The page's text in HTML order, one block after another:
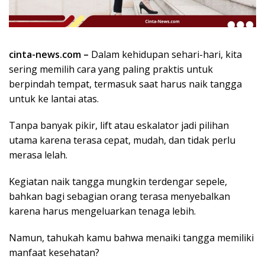
i
,
e
n
u
h
n
s
i
a
s
i
cinta-news.com – Dalam kehidupan sehari-hari, kita
sering memilih cara yang paling praktis untuk
berpindah tempat, termasuk saat harus naik tangga
untuk ke lantai atas.
Tanpa banyak pikir, lift atau eskalator jadi pilihan
utama karena terasa cepat, mudah, dan tidak perlu
merasa lelah.
Kegiatan naik tangga mungkin terdengar sepele,
bahkan bagi sebagian orang terasa menyebalkan
karena harus mengeluarkan tenaga lebih.
Namun, tahukah kamu bahwa menaiki tangga memiliki
manfaat kesehatan?